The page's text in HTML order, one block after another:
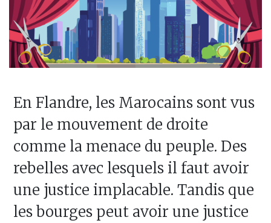
En Flandre, les Marocains sont vus
par le mouvement de droite
comme la menace du peuple. Des
rebelles avec lesquels il faut avoir
une justice implacable. Tandis que
les bourges peut avoir une justice